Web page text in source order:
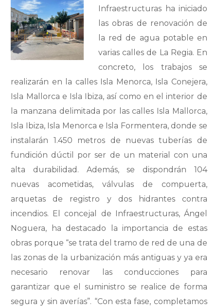
Infraestructuras ha iniciado
las obras de renovación de
la red de agua potable en
varias calles de La Regia. En
concreto,
los trabajos se
realizarán en la calles Isla Menorca, Isla Conejera,
Isla Mallorca e Isla Ibiza, así como en el interior de
la manzana delimitada por las calles Isla Mallorca,
Isla Ibiza, Isla Menorca e Isla Formentera, donde se
instalarán 1.450 metros de nuevas tuberías de
fundición dúctil por ser de un material con una
alta durabilidad. Además, se dispondrán 104
nuevas acometidas, válvulas de compuerta,
arquetas de registro y dos hidrantes contra
incendios. El concejal de Infraestructuras, Ángel
Noguera, ha destacado la importancia de estas
obras porque “se trata del tramo de red de una de
las zonas de la urbanización más antiguas y ya era
necesario renovar las conducciones para
garantizar que el suministro se realice de forma
segura y sin averías”. “Con esta fase, completamos